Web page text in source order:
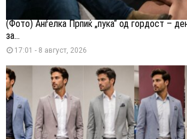
(Фото) Анѓелка Прпиќ „пука“ од гордост –
за...
17:01 - 8 август, 2026